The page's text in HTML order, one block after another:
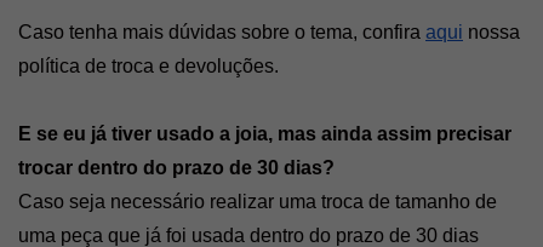
Caso tenha mais dúvidas sobre o tema, confira aqui nossa
política de troca e devoluções.
E se eu já tiver usado a joia, mas ainda assim precisar
trocar dentro do prazo de 30 dias?
Caso seja necessário realizar uma troca de tamanho de
uma peça que já foi usada dentro do prazo de 30 dias